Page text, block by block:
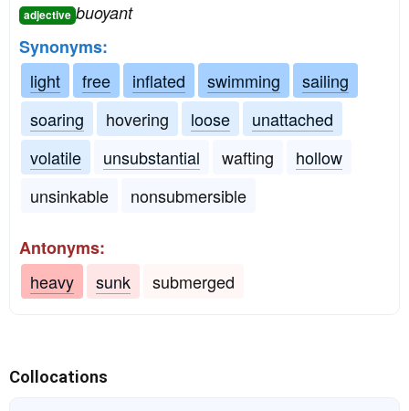
adjective buoyant
Synonyms:
light
free inflated swimming
sailing
soaring
hovering loose
unattached
volatile
unsubstantial wafting
hollow
unsinkable
nonsubmersible
Antonyms:
heavy
sunk submerged
Collocations